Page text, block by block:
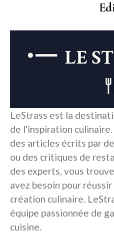
LeStrass est la
de l'inspiration
des articles écrits par
ou des critiques de
des experts, vous
avez besoin pour
création culinaire.
équipe passionnée de
cuisine.